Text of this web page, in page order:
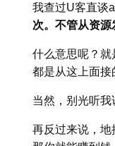
我查过U客直
次。不管从资
什么意思呢？
都是从这上面
当然，别光听
再反过来说，